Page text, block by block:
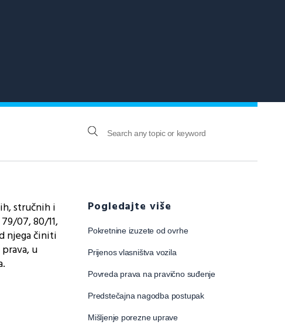
stručnih i
07, 80/11,
njega činiti
u
Pogledajte više
Pokretnine izuzete od ovrhe
Prijenos vlasništva vozila
Povreda prava na pravično suđenje
Predstečajna nagodba postupak
Mišljenje porezne uprave